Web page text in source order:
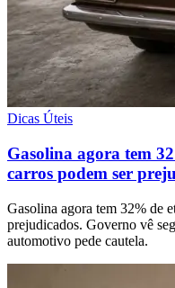
Dicas Úteis
Gasolina agora tem
carros podem ser
Gasolina agora tem 32% de
prejudicados. Governo vê
automotivo pede cautela.